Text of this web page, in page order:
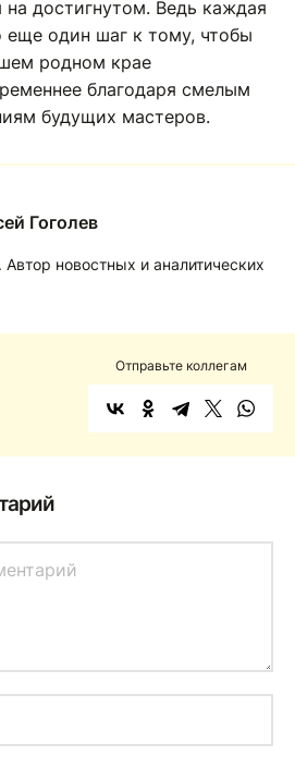
на достигнутом. Ведь каждая
еще один шаг к тому, чтобы
родном крае
благодаря смелым
будущих мастеров.
Гоголев
новостных и аналитических
Отправьте коллегам